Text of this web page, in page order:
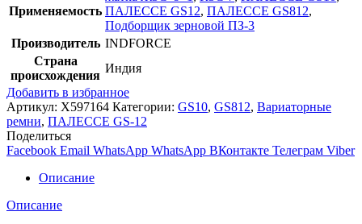
Применяемость ПАЛЕССЕ GS12, ПАЛЕССЕ GS812,
Подборщик зерновой ПЗ-3
Производитель INDFORCE
Страна
происхождения
Индия
Добавить в избранное
Артикул: X597164 Категории: GS10, GS812, Вариаторные
ремни, ПАЛЕССЕ GS-12
Поделиться
Facebook Email WhatsApp WhatsApp ВКонтакте Телеграм Viber
Описание
Описание